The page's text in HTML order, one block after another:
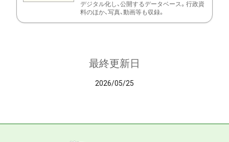
デジタル化し、公開するデータベース。行政資
料のほか、写真、動画等も収録。
最終更新日
2026/05/25